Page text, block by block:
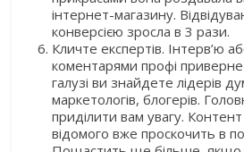
інтернет-магазину.
конверсією зросла в 3 рази.
Кличте експертів. Інтерв’ю
коментарями профі приверне
галузі ви знайдете лідерів
маркетологів, блогерів.
приділити вам увагу. Контент
відомого вже проскочить в